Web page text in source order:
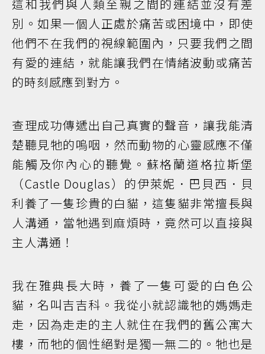
這和我們與人類至親之間的連結並沒有差
別。如果一個人正處於痛苦或困境中，即使
他們不在我們的視線範圍內，只要我們之間
有愛的連結，就能讓我們在情緒波動或痛苦
的時刻感應到對方。
查理成功傳遞出自己真實的聲音，讓我能清
楚聽見牠的嗚咽，然而動物的心靈感應不僅
能觸及你內心的聽覺。蘇格蘭道格拉斯堡
（Castle Douglas）的伊萊妮．巴貝西．貝
利養了一隻珍貴的白貓，這隻貓非常擅長與
人溝通，當牠遇到麻煩時，竟然可以直接與
主人溝通！
我在雅典長大時，養了一隻可愛的白色公
貓，名叫吉吉科。我從小就認識牠的媽媽走
走，因為走走的主人就住在我們的舊公寓大
樓，而牠的個性絕對是獨一無二的。牠也是